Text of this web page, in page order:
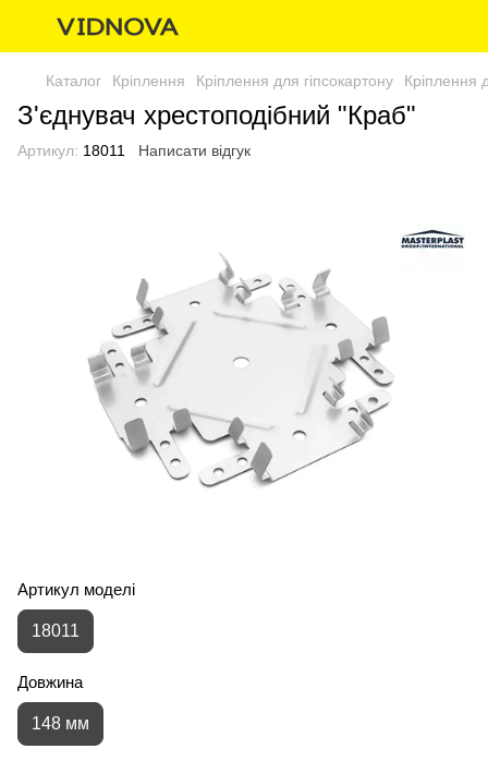
Каталог Кріплення Кріплення для гіпсокартону Кріплення
З'єднувач хрестоподібний "Краб"
Артикул: 18011 Написати відгук
Артикул моделі
18011
Довжина
148 мм